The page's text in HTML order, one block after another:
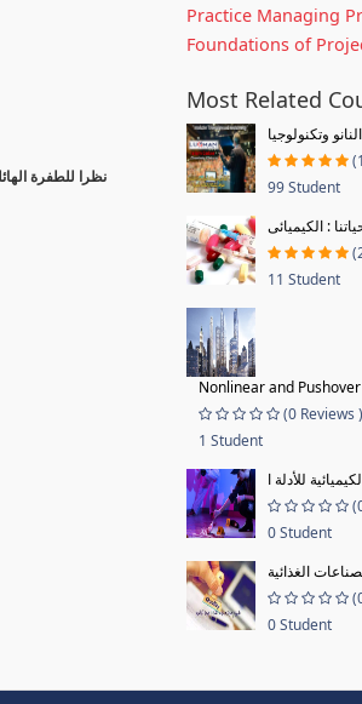
نظرا للطفرة
Practice Managing
Foundations of
Most Related
99 Student
11 Student
Nonlinear and
(0 Reviews )
1 Student
0 Student
الغذائية
0 Student